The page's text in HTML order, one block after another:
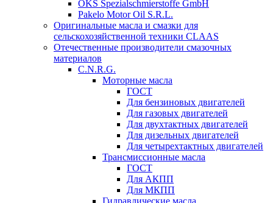
OKS Spezialschmierstoffe GmbH
Pakelo Motor Oil S.R.L.
Оригинальные масла и смазки для
сельскохозяйственной техники CLAAS
Отечественные производители смазочных
материалов
C.N.R.G.
Моторные масла
ГОСТ
Для бензиновых двигателей
Для газовых двигателей
Для двухтактных двигателей
Для дизельных двигателей
Для четырехтактных двигателей
Трансмиссионные масла
ГОСТ
Для АКПП
Для МКПП
Гидравлические масла